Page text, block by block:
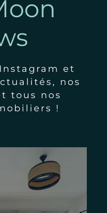
et
nos
tous nos
!